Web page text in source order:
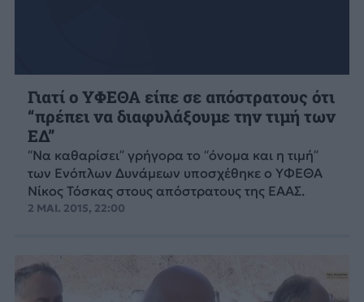
Γιατί ο ΥΦΕΘΑ είπε σε απόστρατους ότι
“πρέπει να διαφυλάξουμε την τιμή των
ΕΔ”
“Να καθαρίσει” γρήγορα το “όνομα και η τιμή”
των Ενόπλων Δυνάμεων υποσχέθηκε ο ΥΦΕΘΑ
Νίκος Τόσκας στους απόστρατους της ΕΑΑΣ.
2 ΜΑΙ. 2015, 22:00